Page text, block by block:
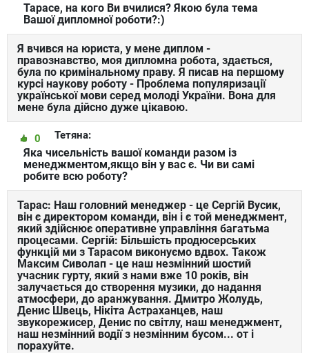
Тарасе, на кого Ви вчилися? Якою була тема
Вашої дипломної роботи?:)
Я вчився на юриста, у мене диплом -
правознавство, моя дипломна робота, здається,
була по кримінальному праву. Я писав на першому
курсі наукову роботу - Проблема популяризації
української мови серед молоді України. Вона для
мене була дійсно дуже цікавою.
Тетяна:
0
Яка чисельність вашої команди разом із
менеджментом,якщо він у вас є. Чи ви самі
робите всю роботу?
Тарас: Наш головний менеджер - це Сергій Вусик,
він є директором команди, він і є той менеджмент,
який здійснює оперативне управління багатьма
процесами. Сергій: Більшість продюсерських
функцій ми з Тарасом виконуємо вдвох. Також
Максим Сиволап - це наш незмінний шостий
учасник гурту, який з нами вже 10 років, він
залучається до створення музики, до надання
атмосфери, до аранжування. Дмитро Жолудь,
Денис Швець, Нікіта Астраханцев, наш
звукорежисер, Денис по світлу, наш менеджмент,
наш незмінний водії з незмінним бусом... от і
порахуйте.